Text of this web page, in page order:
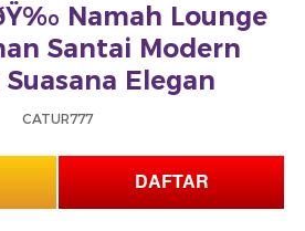
Namah Lounge
Santai Modern
Elegan
CATUR777
DAFTAR